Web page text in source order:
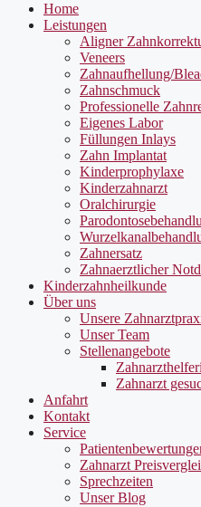
Home
Leistungen
Aligner
Veneers
Zahnaufhellung/
Zahnschmuck
Professionelle
Eigenes Labor
Füllungen Inlays
Zahn Implantat
Kinderprophylaxe
Kinderzahnarzt
Oralchirurgie
Zahnersatz
Zahnaerztlicher
Kinderzahnheilkunde
Über uns
Unsere
Unser Team
Stellenangebote
Zahnarzt
Anfahrt
Kontakt
Service
Zahnarzt
Sprechzeiten
Unser Blog